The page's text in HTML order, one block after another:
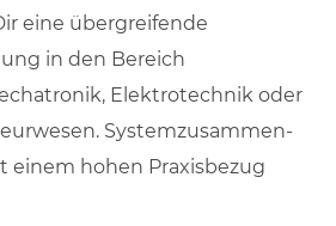
eine übergreifende
in den Bereich
Elektrotechnik oder
System­zu­sammen­
einem hohen Praxisbezug